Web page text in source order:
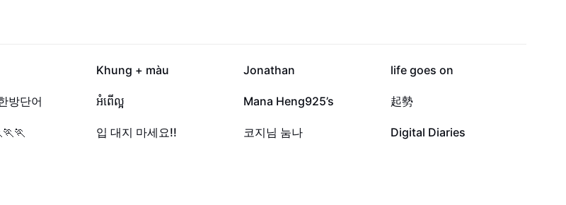
있습니
급을
다. 지
11.6만
Khung + màu 6.3만
Jonathan 1.9만
life goes on
방단어 1.4천
អំពើល្អ 821
Mana Heng925’s 572
起勢
300
입 대지 마세요!! 12
코지님 눔나 11
Digital Diaries